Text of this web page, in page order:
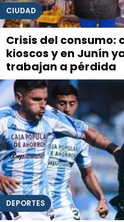
CIUDAD
Crisis del consumo:
kioscos y en Junín
trabajan a pérdida
DEPORTES